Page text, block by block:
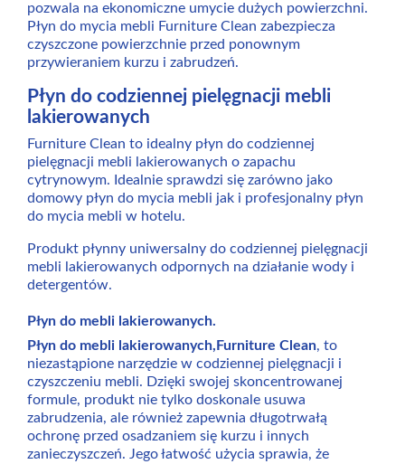
pozwala na ekonomiczne umycie dużych powierzchni.
Płyn do mycia mebli Furniture Clean zabezpiecza
czyszczone powierzchnie przed ponownym
przywieraniem kurzu i zabrudzeń.
Płyn do codziennej pielęgnacji mebli
lakierowanych
Furniture Clean to idealny płyn do codziennej
pielęgnacji mebli lakierowanych o zapachu
cytrynowym. Idealnie sprawdzi się zarówno jako
domowy płyn do mycia mebli jak i profesjonalny płyn
do mycia mebli w hotelu.
Produkt płynny uniwersalny do codziennej pielęgnacji
mebli lakierowanych odpornych na działanie wody i
detergentów.
Płyn do mebli lakierowanych.
Płyn do mebli lakierowanych,Furniture Clean, to
niezastąpione narzędzie w codziennej pielęgnacji i
czyszczeniu mebli. Dzięki swojej skoncentrowanej
formule, produkt nie tylko doskonale usuwa
zabrudzenia, ale również zapewnia długotrwałą
ochronę przed osadzaniem się kurzu i innych
zanieczyszczeń. Jego łatwość użycia sprawia, że